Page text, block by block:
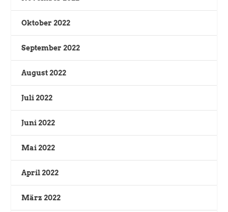
Oktober 2022
September 2022
August 2022
Juli 2022
Juni 2022
Mai 2022
April 2022
März 2022